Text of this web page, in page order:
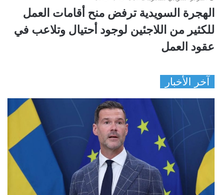
الهجرة السويدية ترفض منح أقامات العمل
للكثير من اللاجئين لوجود أحتيال وتلاعب في
عقود العمل
آخر الأخبار